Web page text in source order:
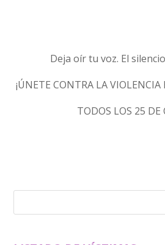
Deja oír tu voz. El silencio
¡ÚNETE CONTRA LA VIOLENCIA
TODOS LOS 25 DE